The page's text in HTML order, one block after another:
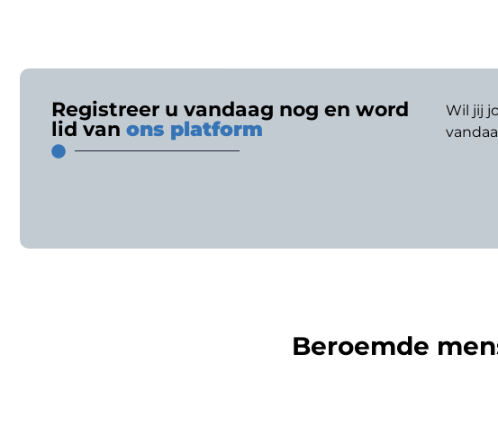
Registreer u vandaag nog en word
lid van ons platform
Wil jij
Beroemde